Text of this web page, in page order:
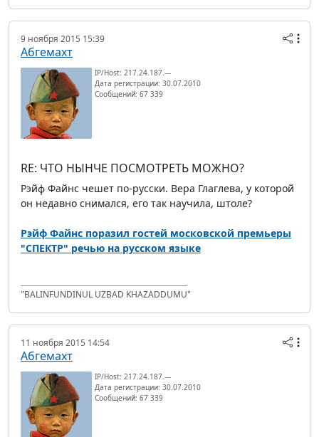
9 ноября 2015 15:39
Абгемахт
IP/Host: 217.24.187.---
Дата регистрации: 30.07.2010
Сообщений: 67 339
RE: ЧТО НЫНЧЕ ПОСМОТРЕТЬ МОЖНО?
Рэйф Файнс чешет по-русски. Вера Глаглева, у которой
он недавно снимался, его так научила, штоле?
Рэйф Файнс поразил гостей московской премьеры
‪"СПЕКТР"‬ речью на русском языке
"BALINFUNDINUL UZBAD KHAZADDUMU"
11 ноября 2015 14:54
Абгемахт
IP/Host: 217.24.187.---
Дата регистрации: 30.07.2010
Сообщений: 67 339